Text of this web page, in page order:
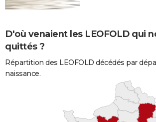
D'où venaient les LEOFOLD qui
quittés ?
Répartition des LEOFOLD décédés par
naissance.